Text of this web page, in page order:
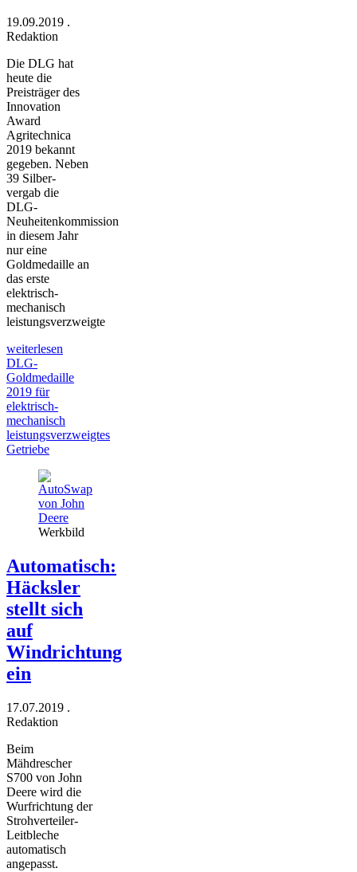
19.09.2019 .
Redaktion
Die DLG hat
heute die
Preisträger des
Innovation
Award
Agritechnica
2019 bekannt
gegeben. Neben
39 Silber-
vergab die
DLG-
Neuheitenkommission
in diesem Jahr
nur eine
Goldmedaille an
das erste
elektrisch-
mechanisch
leistungsverzweigte
weiterlesen
DLG-
Goldmedaille
2019 für
elektrisch-
mechanisch
leistungsverzweigtes
Getriebe
Werkbild
Automatisch:
Häcksler
stellt sich
auf
Windrichtung
ein
17.07.2019 .
Redaktion
Beim
Mähdrescher
S700 von John
Deere wird die
Wurfrichtung der
Strohverteiler-
Leitbleche
automatisch
angepasst.